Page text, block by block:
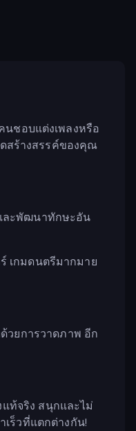
นชอบแต่งเพลงหรือ
สร้างสรรค์ของคุณ
ละพัฒนาทักษะอัน
เกมดนตรีมากมาย
ยการวาดภาพ อีก
ท้จริง สนุกและไม่
ร็วที่แตกต่างกัน!